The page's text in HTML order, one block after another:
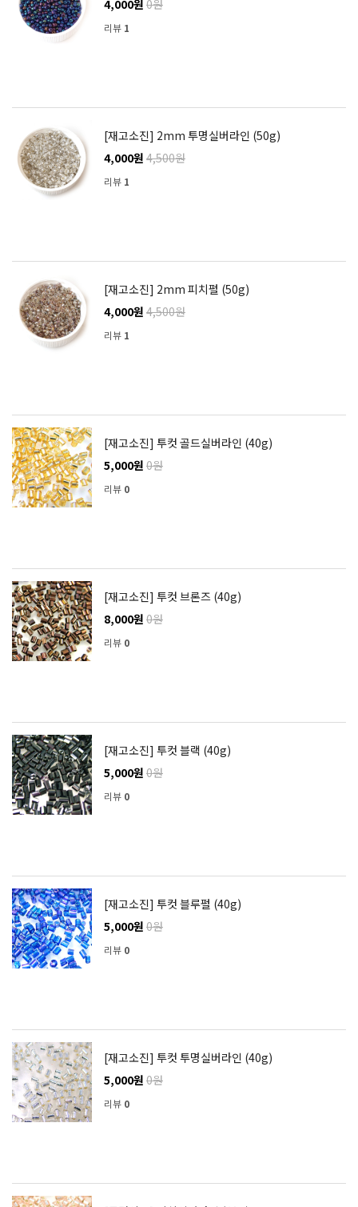
4,000원 0원
리뷰 1
[재고소진] 2mm 투명실버라인 (50g)
4,000원 4,500원
리뷰 1
[재고소진] 2mm 피치펄 (50g)
4,000원 4,500원
리뷰 1
[재고소진] 투컷 골드실버라인 (40g)
5,000원 0원
리뷰 0
[재고소진] 투컷 브론즈 (40g)
8,000원 0원
리뷰 0
[재고소진] 투컷 블랙 (40g)
5,000원 0원
리뷰 0
[재고소진] 투컷 블루펄 (40g)
5,000원 0원
리뷰 0
[재고소진] 투컷 투명실버라인 (40g)
5,000원 0원
리뷰 0